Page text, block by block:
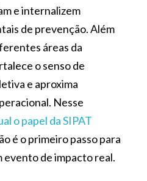
e internalizem
de prevenção. Além
áreas da
o senso de
e aproxima
Nesse
o papel da SIPAT
é o primeiro passo para
evento de impacto real.